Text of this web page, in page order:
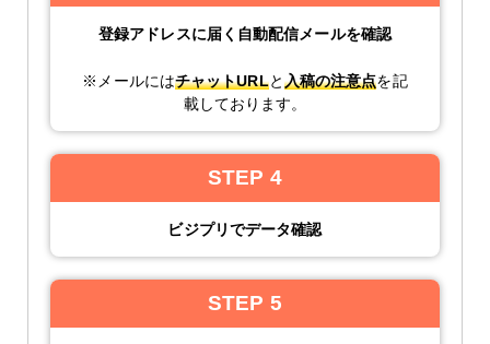
登録アドレスに届く自動配信メールを確認
※メールにはチャットURLと入稿の注意点を記
載しております。
STEP 4
ビジプリでデータ確認
STEP 5